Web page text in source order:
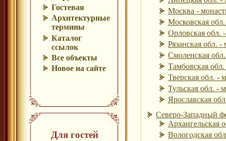
Гостевая
Архитектурные
термины
Каталог
ссылок
Все объекты
Новое на сайте
Для гостей
Москва -
Московская
Орловская обл.
Рязанская обл.
Смоленская
Тамбовская
Тверская обл. -
Тульская обл. -
Ярославская
Северо-Западный
Архангельская
Вологодская